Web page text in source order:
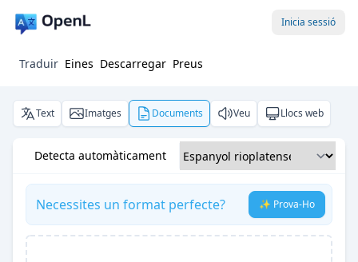
Inicia sessió
Traduir Eines Descarregar Preus
Text Imatges Documents Veu Llocs web
Detecta automàticament
Necessites un format perfecte? ✨ Prova-Ho